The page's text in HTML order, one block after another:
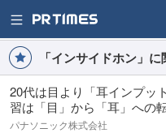
「インサイドホン」
20代は目より「耳インプッ
習は「目」から「耳」への
代の4割以上が「移動時間」
パナソニック株式会社